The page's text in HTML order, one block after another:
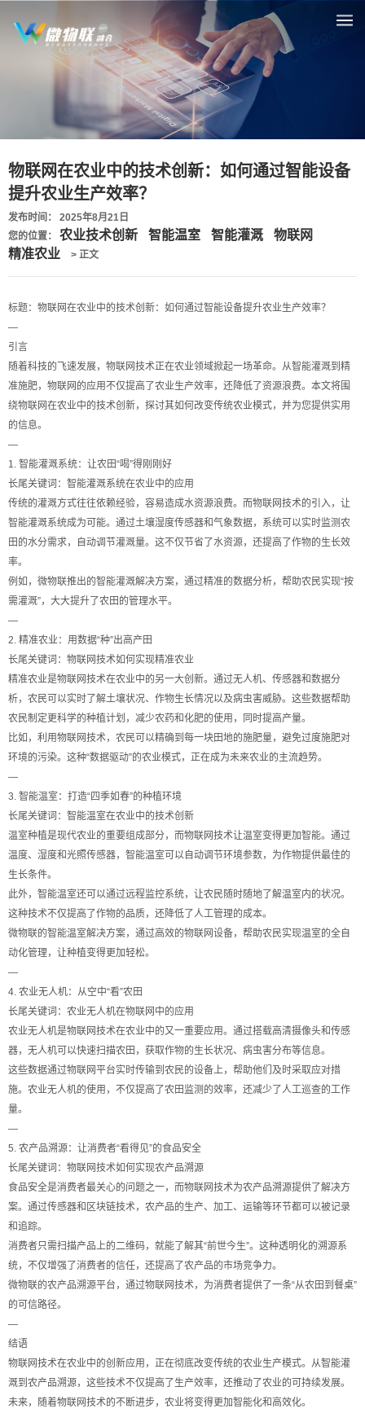
物联网在农业中的技术创新：如何通过智能设备
提升农业生产效率？
发布时间： 2025年8月21日
您的位置： 农业技术创新 智能温室 智能灌溉
物联网
精准农业
> 正文
标题：物联网在农业中的技术创新：如何通过智能设备提升农业生产效率？
—
引言
随着科技的飞速发展，物联网技术正在农业领域掀起一场革命。从智能灌溉到精
准施肥，物联网的应用不仅提高了农业生产效率，还降低了资源浪费。本文将围
绕物联网在农业中的技术创新，探讨其如何改变传统农业模式，并为您提供实用
的信息。
—
1. 智能灌溉系统：让农田“喝”得刚刚好
长尾关键词：智能灌溉系统在农业中的应用
传统的灌溉方式往往依赖经验，容易造成水资源浪费。而物联网技术的引入，让
智能灌溉系统成为可能。通过土壤湿度传感器和气象数据，系统可以实时监测农
田的水分需求，自动调节灌溉量。这不仅节省了水资源，还提高了作物的生长效
率。
例如，微物联推出的智能灌溉解决方案，通过精准的数据分析，帮助农民实现“按
需灌溉”，大大提升了农田的管理水平。
—
2. 精准农业：用数据“种”出高产田
长尾关键词：物联网技术如何实现精准农业
精准农业是物联网技术在农业中的另一大创新。通过无人机、传感器和数据分
析，农民可以实时了解土壤状况、作物生长情况以及病虫害威胁。这些数据帮助
农民制定更科学的种植计划，减少农药和化肥的使用，同时提高产量。
比如，利用物联网技术，农民可以精确到每一块田地的施肥量，避免过度施肥对
环境的污染。这种“数据驱动”的农业模式，正在成为未来农业的主流趋势。
—
3. 智能温室：打造“四季如春”的种植环境
长尾关键词：智能温室在农业中的技术创新
温室种植是现代农业的重要组成部分，而物联网技术让温室变得更加智能。通过
温度、湿度和光照传感器，智能温室可以自动调节环境参数，为作物提供最佳的
生长条件。
此外，智能温室还可以通过远程监控系统，让农民随时随地了解温室内的状况。
这种技术不仅提高了作物的品质，还降低了人工管理的成本。
微物联的智能温室解决方案，通过高效的物联网设备，帮助农民实现温室的全自
动化管理，让种植变得更加轻松。
—
4. 农业无人机：从空中“看”农田
长尾关键词：农业无人机在物联网中的应用
农业无人机是物联网技术在农业中的又一重要应用。通过搭载高清摄像头和传感
器，无人机可以快速扫描农田，获取作物的生长状况、病虫害分布等信息。
这些数据通过物联网平台实时传输到农民的设备上，帮助他们及时采取应对措
施。农业无人机的使用，不仅提高了农田监测的效率，还减少了人工巡查的工作
量。
—
5. 农产品溯源：让消费者“看得见”的食品安全
长尾关键词：物联网技术如何实现农产品溯源
食品安全是消费者最关心的问题之一，而物联网技术为农产品溯源提供了解决方
案。通过传感器和区块链技术，农产品的生产、加工、运输等环节都可以被记录
和追踪。
消费者只需扫描产品上的二维码，就能了解其“前世今生”。这种透明化的溯源系
统，不仅增强了消费者的信任，还提高了农产品的市场竞争力。
微物联的农产品溯源平台，通过物联网技术，为消费者提供了一条“从农田到餐桌”
的可信路径。
—
结语
物联网技术在农业中的创新应用，正在彻底改变传统的农业生产模式。从智能灌
溉到农产品溯源，这些技术不仅提高了生产效率，还推动了农业的可持续发展。
未来，随着物联网技术的不断进步，农业将变得更加智能化和高效化。